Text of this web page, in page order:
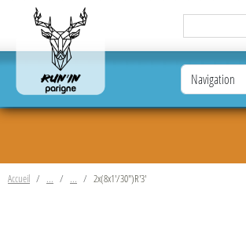
Accueil 2x(8x1'/30")R'3'
Panneau de gestion des cookies